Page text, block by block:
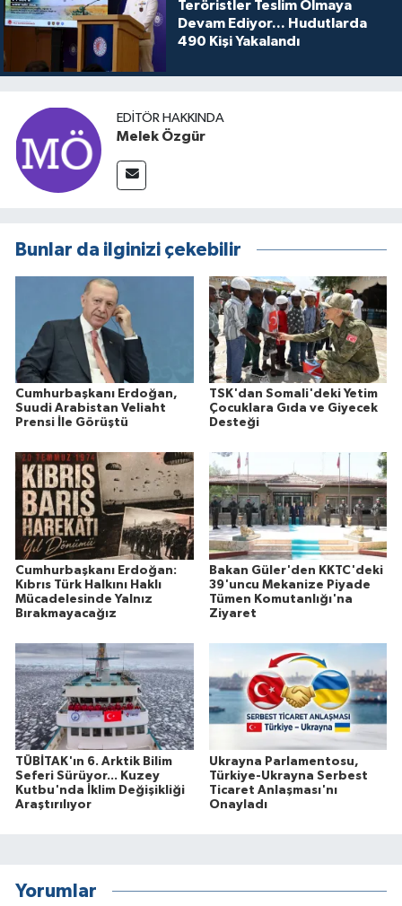
Teröristler Teslim Olmaya
Devam Ediyor... Hudutlarda
490 Kişi Yakalandı
EDITÖR HAKKINDA
Melek Özgür
Bunlar da ilginizi çekebilir
Cumhurbaşkanı Erdoğan,
Suudi Arabistan Veliaht
Prensi İle Görüştü
TSK'dan Somali'deki Yetim
Çocuklara Gıda ve Giyecek
Desteği
Cumhurbaşkanı Erdoğan:
Kıbrıs Türk Halkını Haklı
Mücadelesinde Yalnız
Bırakmayacağız
Bakan Güler'den KKTC'deki
39'uncu Mekanize Piyade
Tümen Komutanlığı'na
Ziyaret
TÜBİTAK'ın 6. Arktik Bilim
Seferi Sürüyor... Kuzey
Kutbu'nda İklim Değişikliği
Araştırılıyor
Ukrayna Parlamentosu,
Türkiye-Ukrayna Serbest
Ticaret Anlaşması'nı
Onayladı
Yorumlar